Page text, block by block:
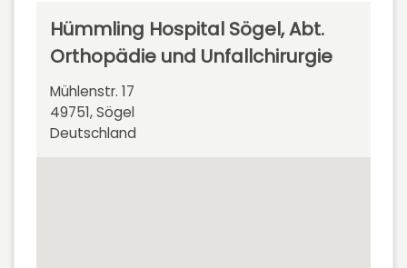
Hümmling Hospital Sögel, Abt.
Orthopädie und Unfallchirurgie
Mühlenstr. 17
49751, Sögel
Deutschland